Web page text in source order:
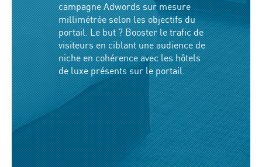
campagne Adwords sur mesure
millimétrée selon les objectifs du
portail. Le but ? Booster le trafic de
visiteurs en ciblant une audience de
niche en cohérence avec les hôtels
de luxe présents sur le portail.